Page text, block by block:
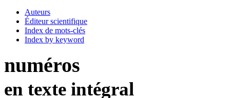
Auteurs
Éditeur scientifique
Index de mots-clés
Index by keyword
numéros
en texte intégral